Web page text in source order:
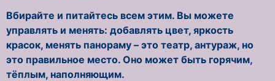
Вбирайте и питайтесь всем этим. Вы можете
управлять и менять: добавлять цвет, яркость
красок, менять панораму – это театр, антураж, но
это правильное место. Оно может быть горячим,
тёплым, наполняющим.